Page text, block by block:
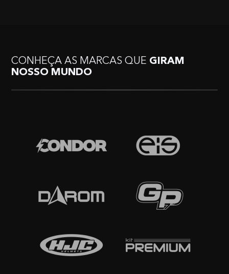
CONHEÇA AS MARCAS QUE GIRAM
NOSSO MUNDO